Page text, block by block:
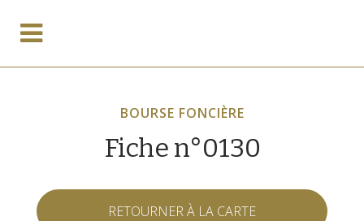
BOURSE FONCIÈRE
Fiche n°0130
RETOURNER À LA CARTE